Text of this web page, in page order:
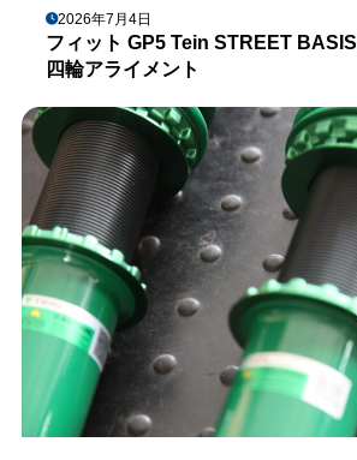
2026年7月4日
フィット GP5 Tein STREET
四輪アライメント